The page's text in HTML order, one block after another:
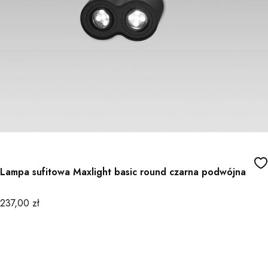
Lampa sufitowa Maxlight basic round czarna podwójna
Cena
237,00 zł